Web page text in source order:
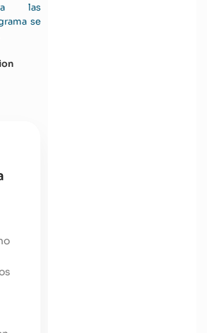
las
se